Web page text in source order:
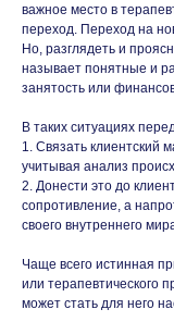
важное место в
переход. Переход на
Но, разглядеть и
называет понятные и
занятость или
В таких ситуациях
1. Связать клиентский
учитывая анализ
2. Донести это до
сопротивление, а
своего внутреннего
Чаще всего истинная
или терапевтического
может стать для него